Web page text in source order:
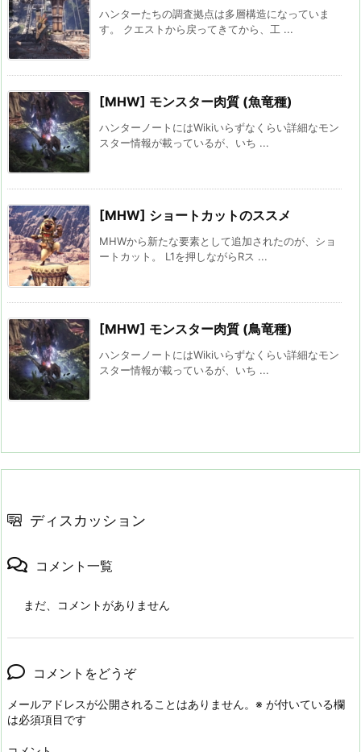
ハンターたちの調査拠点は多層構造になっていま
す。 クエストから戻ってきてから、工 ...
[MHW] モンスター肉質 (魚竜種)
ハンターノートにはWikiいらずなくらい詳細なモン
スター情報が載っているが、いち ...
[MHW] ショートカットのススメ
MHWから新たな要素として追加されたのが、ショ
ートカット。 L1を押しながらRス ...
[MHW] モンスター肉質 (鳥竜種)
ハンターノートにはWikiいらずなくらい詳細なモン
スター情報が載っているが、いち ...
ディスカッション
コメント一覧
まだ、コメントがありません
コメントをどうぞ
メールアドレスが公開されることはありません。 ※ が付いている欄
は必須項目です